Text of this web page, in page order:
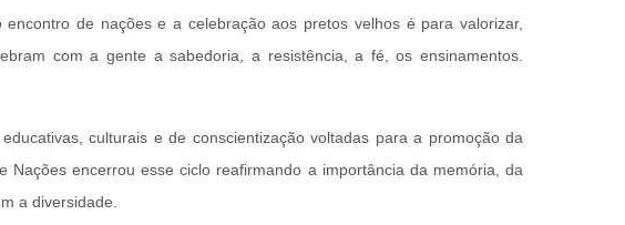
de nações e a celebração aos pretos velhos é para valorizar,
com a gente a sabedoria, a resistência, a fé, os ensinamentos.
culturais e de conscientização voltadas para a promoção da
encerrou esse ciclo reafirmando a importância da memória, da
a diversidade.